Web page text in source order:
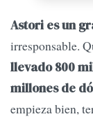
Astori es un
irresponsable.
llevado 800
millones de
empieza bien,